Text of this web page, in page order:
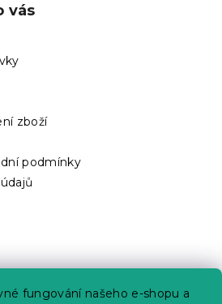
fungování našeho e-shopu a
vás
zboží
podmínky